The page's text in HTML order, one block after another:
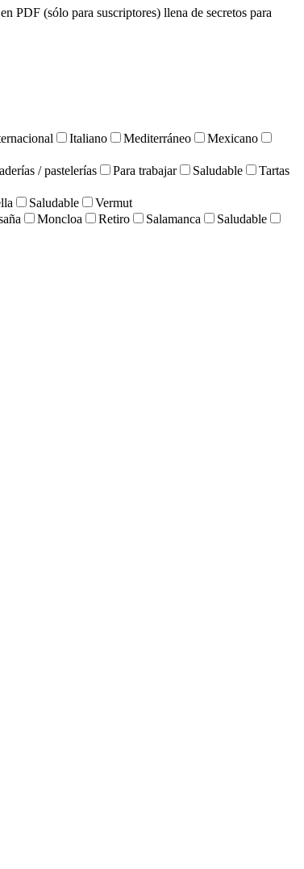
PDF (sólo para suscriptores) llena de secretos para
Italiano Mediterráneo
Mexicano
/ pastelerías Para trabajar Saludable
Tartas
Saludable
Vermut
Moncloa Retiro Salamanca
Saludable